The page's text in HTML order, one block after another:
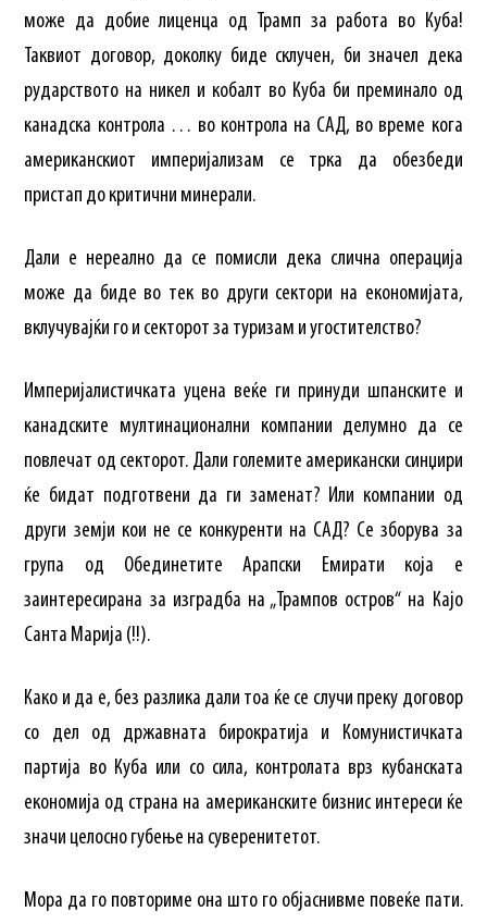
може да добие лиценца од Трамп за работа во Куба!
Таквиот договор, доколку биде склучен, би значел дека
рударството на никел и кобалт во Куба би преминало од
канадска контрола … во контрола на САД, во време кога
американскиот империјализам се трка да обезбеди
пристап до критични минерали.
Дали е нереално да се помисли дека слична операција
може да биде во тек во други сектори на економијата,
вклучувајќи го и секторот за туризам и угостителство?
Империјалистичката уцена веќе ги принуди шпанските и
канадските мултинационални компании делумно да се
повлечат од секторот. Дали големите американски синџири
ќе бидат подготвени да ги заменат? Или компании од
други земји кои не се конкуренти на САД? Се зборува за
група од Обединетите Арапски Емирати која е
заинтересирана за изградба на „Трампов остров“ на Кајо
Санта Марија (!!).
Како и да е, без разлика дали тоа ќе се случи преку договор
со дел од државната бирократија и Комунистичката
партија во Куба или со сила, контролата врз кубанската
економија од страна на американските бизнис интереси ќе
значи целосно губење на суверенитетот.
Мора да го повториме она што го објаснивме повеќе пати.